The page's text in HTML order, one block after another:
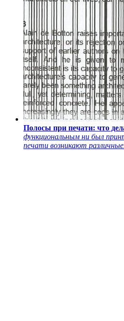
Полосы при печати: что
функциональным ни был
печати возникают